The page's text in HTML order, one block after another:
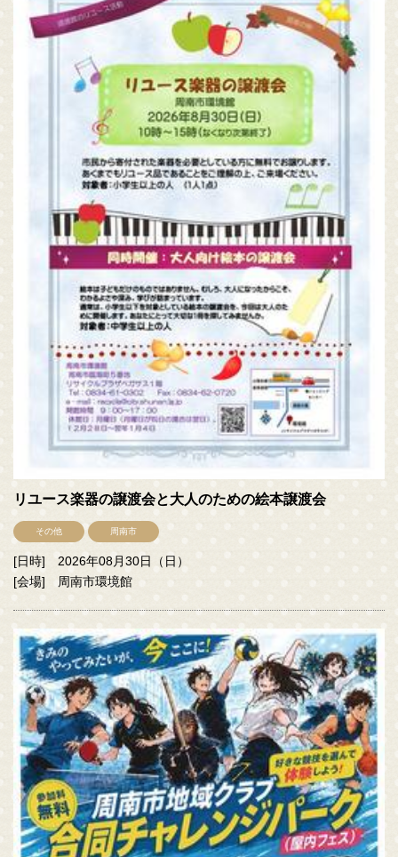
リユース楽器の譲渡会と大人のための絵本譲渡会
その他 周南市
[日時] 2026年08月30日（日）
[会場] 周南市環境館